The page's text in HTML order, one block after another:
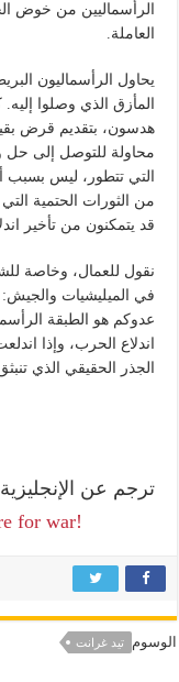
الرأسماليين من خوض
العاملة.
يحاول الرأسماليون
المأزق الذي وصلوا
هدسون، بتقديم قرض
محاولة للتوصل إلى
التي تتطور، ليس بسبب
من الثورات الحتمية
قد يتمكنون من تأخير
نقول للعمال، وخاصة
في الميليشيات
عدوكم هو الطبقة
اندلاع الحرب، وإذا
الجذر الحقيقي الذي
ترجم عن
for war!
الوسوم تيد غرانت